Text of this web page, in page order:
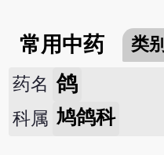
常用中药 类别
药名 鸽
科属 鸠鸽科